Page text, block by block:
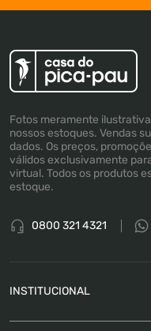
Fotos meramente
nossos estoques. Vendas
dados. Os preços,
válidos exclusivamente
virtual. Todos os produtos
estoque.
0800 321 4321
INSTITUCIONAL